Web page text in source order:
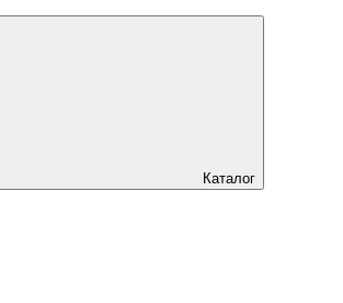
Каталог